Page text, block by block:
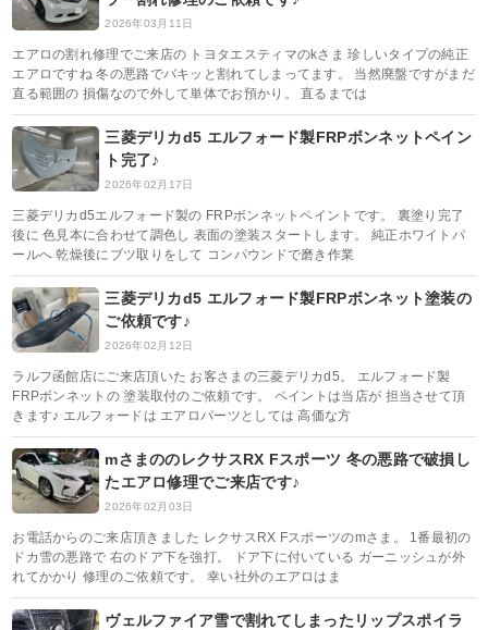
2026年03月11日
エアロの割れ修理でご来店の トヨタエスティマのkさま 珍しいタイプの純正
エアロですね 冬の悪路でバキッと割れてしまってます。 当然廃盤ですがまだ
直る範囲の 損傷なので外して単体でお預かり。 直るまでは
三菱デリカd5 エルフォード製FRPボンネットペイン
ト完了♪
2026年02月17日
三菱デリカd5エルフォード製の FRPボンネットペイントです。 裏塗り完了
後に 色見本に合わせて調色し 表面の塗装スタートします。 純正ホワイトパ
ールへ 乾燥後にブツ取りをして コンパウンドで磨き作業
三菱デリカd5 エルフォード製FRPボンネット塗装の
ご依頼です♪
2026年02月12日
ラルフ函館店にご来店頂いた お客さまの三菱デリカd5。 エルフォード製
FRPボンネットの 塗装取付のご依頼です。 ペイントは当店が 担当させて頂
きます♪ エルフォードは エアロパーツとしては 高価な方
mさまののレクサスRX Fスポーツ 冬の悪路で破損し
たエアロ修理でご来店です♪
2026年02月03日
お電話からのご来店頂きました レクサスRX Fスポーツのmさま。 1番最初の
ドカ雪の悪路で 右のドア下を強打。 ドア下に付いている ガーニッシュが外
れてかかり 修理のご依頼です。 幸い社外のエアロはま
ヴェルファイア雪で割れてしまったリップスポイラ